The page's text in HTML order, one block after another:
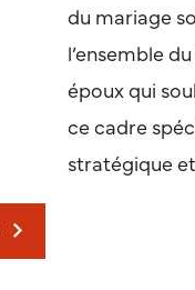
du mariage
l’ensemble
époux qui
ce cadre
stratégique